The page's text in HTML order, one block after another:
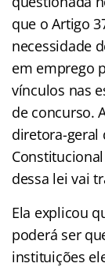
que o Artigo
necessidade
em emprego
vínculos nas
de concurso.
diretora-geral
Constitucional
dessa lei vai
Ela explicou
poderá ser
instituições